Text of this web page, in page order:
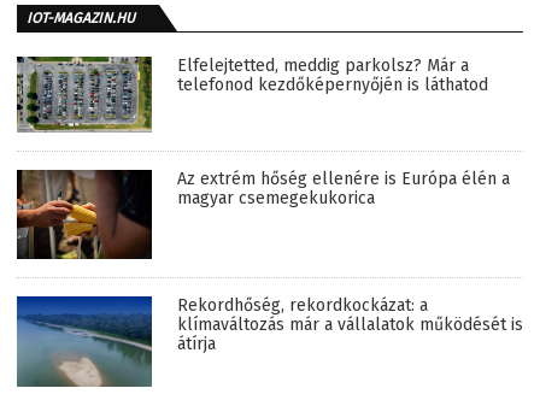
IOT-MAGAZIN.HU
Elfelejtetted, meddig parkolsz? Már a
telefonod kezdőképernyőjén is láthatod
Az extrém hőség ellenére is Európa élén a
magyar csemegekukorica
Rekordhőség, rekordkockázat: a
klímaváltozás már a vállalatok működését is
átírja